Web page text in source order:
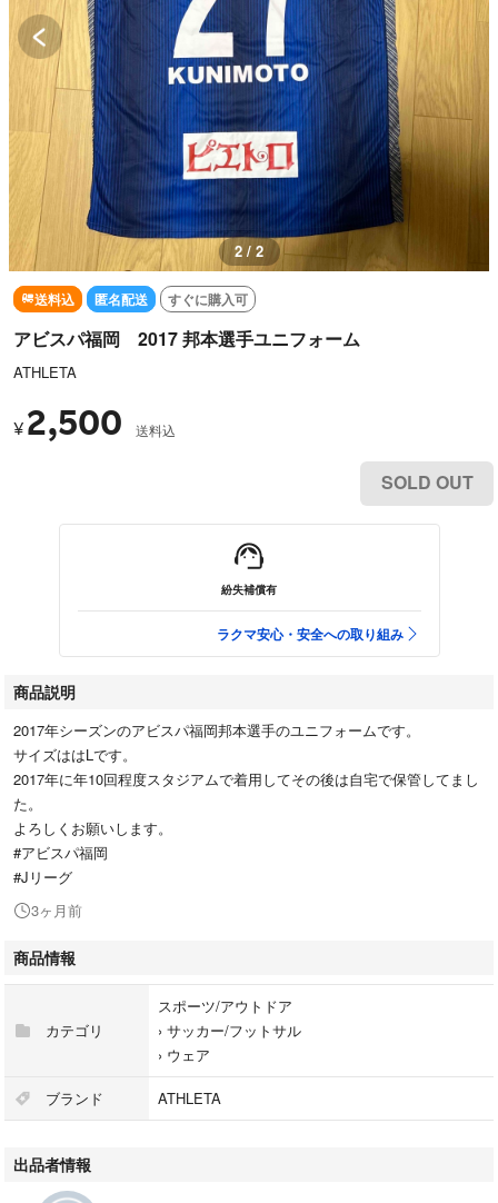
1 / 2
送料込 匿名配送 すぐに購入可
アビスパ福岡 2017 邦本選手ユニフォーム
ATHLETA
¥ 2,500 送料込
SOLD OUT
紛失補償有
ラクマ安心・安全への取り組み
商品説明
2017年シーズンのアビスパ福岡邦本選手のユニフォームです。
サイズははLです。
2017年に年10回程度スタジアムで着用してその後は自宅で保管してまし
た。
よろしくお願いします。
#アビスパ福岡
#Jリーグ
3ヶ月前
商品情報
カテゴリ
スポーツ/アウトドア
› サッカー/フットサル
› ウェア
ブランド ATHLETA
出品者情報